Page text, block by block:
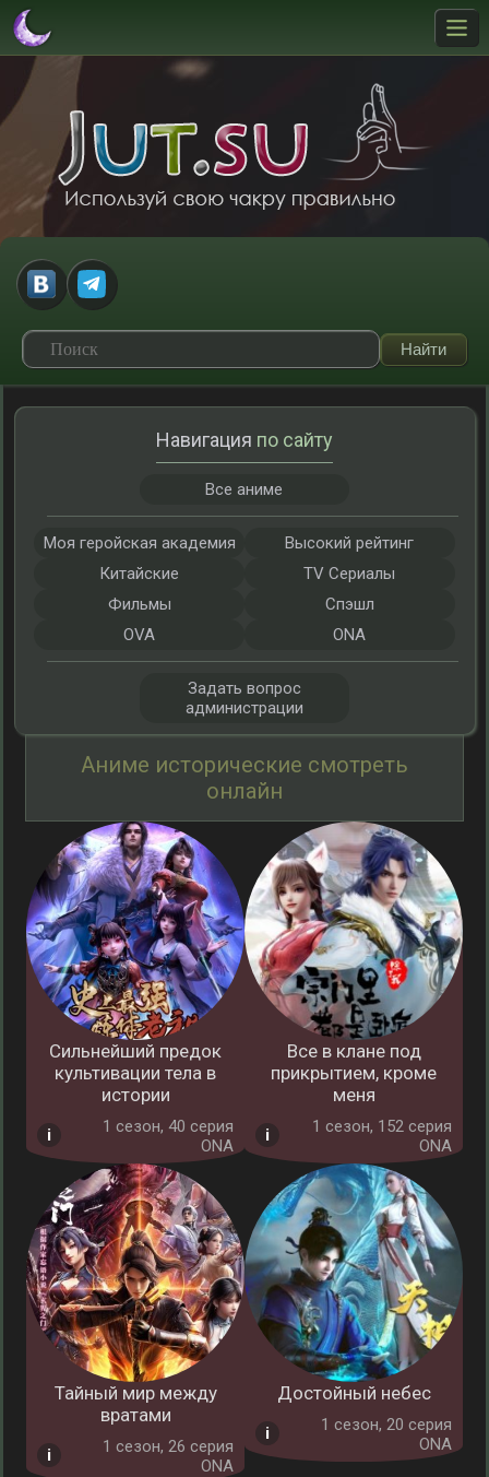
Аниме исторические смотреть
онлайн
Сильнейший предок
культивации тела в
истории
1 cезон, 40 серия
ONA
Все в клане под
прикрытием, кроме
меня
1 cезон, 152 серия
ONA
Тайный мир между
вратами
1 cезон, 26 серия
ONA
Достойный небес
1 cезон, 20 серия
ONA
Навигация по сайту
Все аниме
Моя геройская академия
Высокий рейтинг
Китайские
TV Сериалы
Фильмы
Спэшл
OVA
ONA
Задать вопрос
администрации